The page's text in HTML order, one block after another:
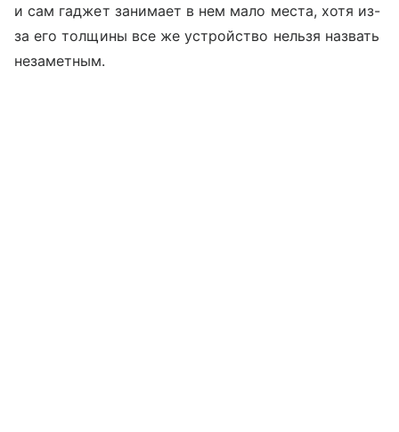
и сам гаджет занимает в нем мало места, хотя из-
за его толщины все же устройство нельзя назвать
незаметным.